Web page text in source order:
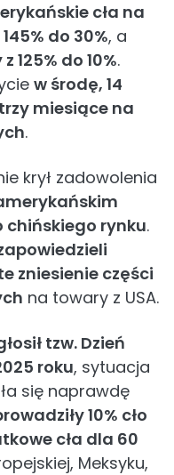
cła na
do 30%, a
125% do 10%.
w środę, 14
trzy miesiące na
.
krył zadowolenia
chińskiego rynku.
zniesienie części
na towary z USA.
tzw. Dzień
roku, sytuacja
się naprawdę
10% cło
cła dla 60
Meksyku,